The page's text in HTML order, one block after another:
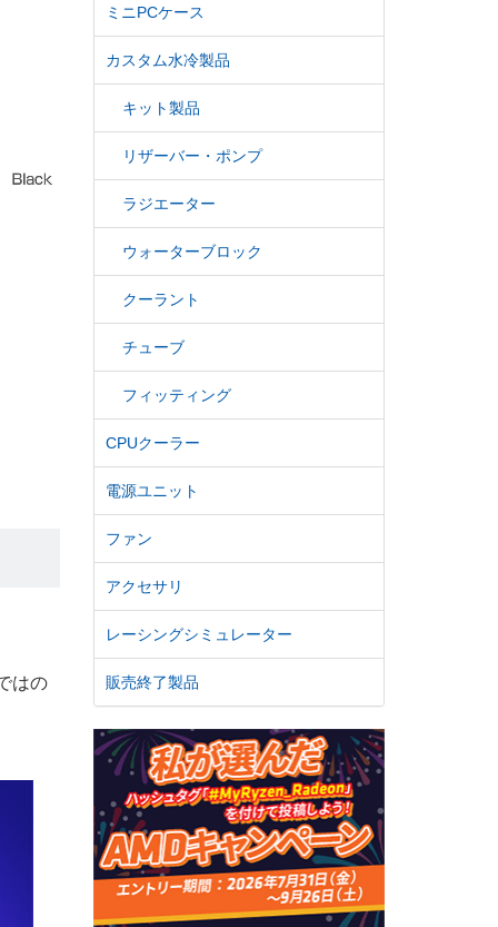
はの
ミニPCケース
カスタム水冷製品
キット製品
リザーバー・ポンプ
ラジエーター
ウォーターブロック
クーラント
チューブ
フィッティング
CPUクーラー
電源ユニット
ファン
アクセサリ
レーシングシミュレーター
販売終了製品